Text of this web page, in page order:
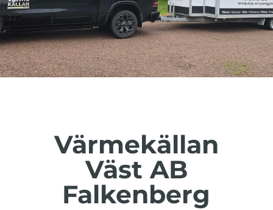
Värmekällan
Väst AB
Falkenberg